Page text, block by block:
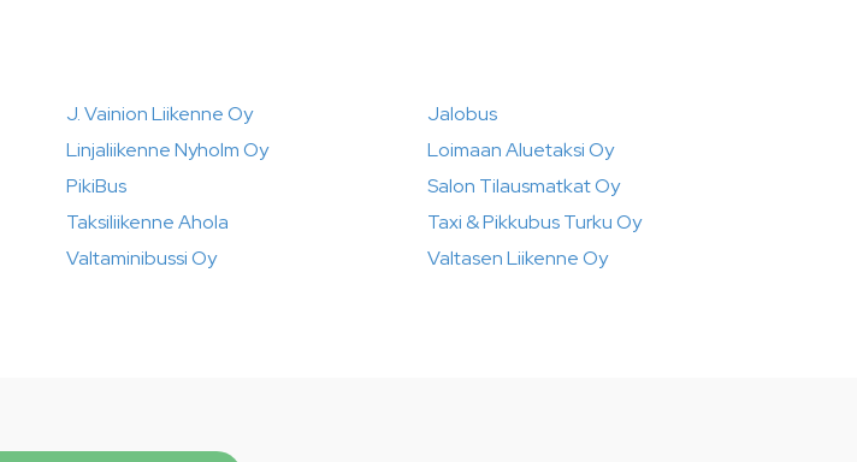
J. Vainion Liikenne Oy
Jalobus
Linjaliikenne Nyholm Oy
Loimaan Aluetaksi Oy
PikiBus
Salon Tilausmatkat Oy
Taksiliikenne Ahola
Taxi & Pikkubus Turku Oy
Valtaminibussi Oy Valtasen Liikenne Oy